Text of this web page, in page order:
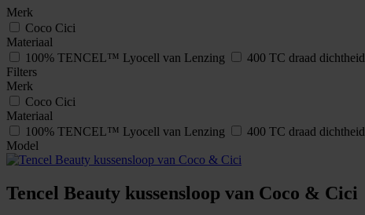
Merk
Coco Cici
Materiaal
100% TENCEL™ Lyocell van Lenzing
400 TC draad dichtheid
Filters
Merk
Coco Cici
Materiaal
100% TENCEL™ Lyocell van Lenzing
400 TC draad dichtheid
Model
Tencel Beauty kussensloop van Coco & Cici